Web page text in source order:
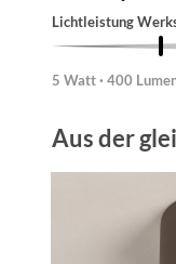
Lichtleistung
5 Watt · 400
Aus der